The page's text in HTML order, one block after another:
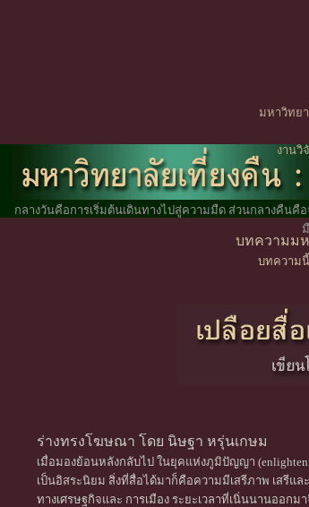
มหาวิทย
งานวิ
กลางวันคือการเริ่มต้นเดินทางไปสู่ความมืด ส่วนกลางคืนคื
บทความมห
บทความ
ร่างทรงโฆษณา โดย นิษฐา หรุ่นเกษม
เมื่อมองย้อนหลังกลับไป ในยุคแห่งภูมิปัญญา
เป็นอิสระนิยม สิ่งที่สื่อได้มาก็คือความมีเสรีภาพ เสรีแ
ทางเศรษฐกิจและ การเมือง ระยะเวลาที่เนิ่นนานออ